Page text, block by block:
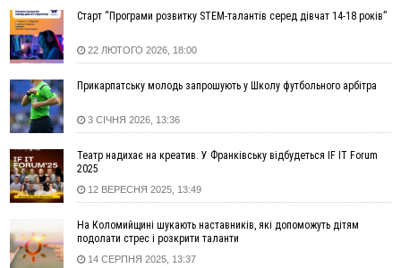
15:28
Кілька вулиць у Долині тимчасово залишаться без газу
15:02
14:35
Не знає англійську на достатньому рівні. Франківець Лев
кримінального суду
14:14
У Ворохті проведуть Кубок ФЛСУ зі стрибків на лижах,
пам'яті оборонця Богдана Бухонка
13:30
ФОТО На Калущині розшукали чоловіка, який три дні
блукав у лісі
13:14
Боднар розповів про реакцію влади Польщі на атаки на
12:31
ВІДЕО "Едельвейси" щемливо привітали рідну Коломию з
Днем міста
Старт “Програми розвитку STEM-талантів серед дівчат 14-18 років”
22 ЛЮТОГО 2026, 18:00
Прикарпатську молодь запрошують у Школу футбольного арбітра
3 СІЧНЯ 2026, 13:36
Театр надихає на креатив. У Франківську відбудеться IF IT Forum
2025
12 ВЕРЕСНЯ 2025, 13:49
На Коломийщині шукають наставників, які допоможуть дітям
подолати стрес і розкрити таланти
14 СЕРПНЯ 2025, 13:37